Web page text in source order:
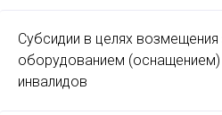
Субсидии в целях возмещения
оборудованием (оснащением)
инвалидов